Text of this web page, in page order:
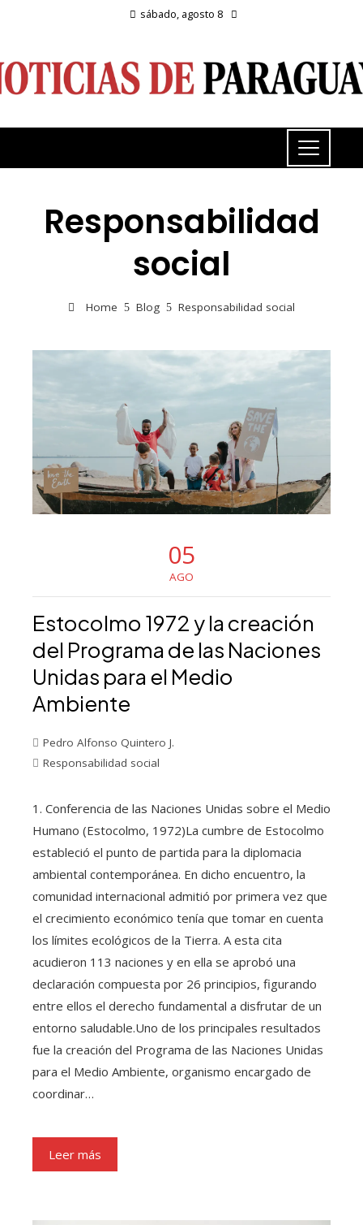
sábado, agosto 8
Responsabilidad
social
Home Blog Responsabilidad social
05
AGO
Estocolmo 1972 y la creación
del Programa de las Naciones
Unidas para el Medio
Ambiente
Pedro Alfonso Quintero J.
Responsabilidad social
1. Conferencia de las Naciones Unidas sobre el Medio
Humano (Estocolmo, 1972)La cumbre de Estocolmo
estableció el punto de partida para la diplomacia
ambiental contemporánea. En dicho encuentro, la
comunidad internacional admitió por primera vez que
el crecimiento económico tenía que tomar en cuenta
los límites ecológicos de la Tierra. A esta cita
acudieron 113 naciones y en ella se aprobó una
declaración compuesta por 26 principios, figurando
entre ellos el derecho fundamental a disfrutar de un
entorno saludable.Uno de los principales resultados
fue la creación del Programa de las Naciones Unidas
para el Medio Ambiente, organismo encargado de
coordinar…
Leer más